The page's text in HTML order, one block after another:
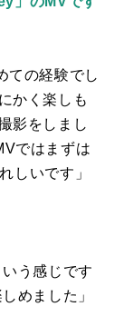
ての経験でし
かく楽しも
影をしまし
ではまずは
しいです」
う感じです
めました」